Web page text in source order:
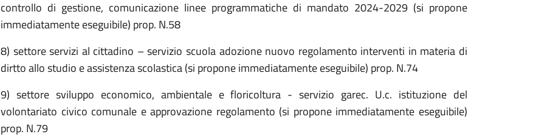
controllo di gestione, comunicazione linee programmatiche di mandato 2024-2029 (si propone
immediatamente eseguibile) prop. N.58
8) settore servizi al cittadino – servizio scuola adozione nuovo regolamento interventi in materia di
dirtto allo studio e assistenza scolastica (si propone immediatamente eseguibile) prop. N.74
9) settore sviluppo economico, ambientale e floricoltura - servizio garec. U.c. istituzione del
volontariato civico comunale e approvazione regolamento (si propone immediatamente eseguibile)
prop. N.79